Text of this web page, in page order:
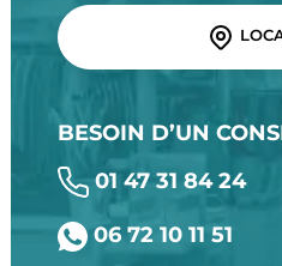
BESOIN D’UN
01 47 31 84 24
06 72 10 11 51